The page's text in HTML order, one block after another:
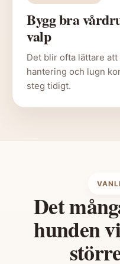
Bygg bra
valp
Det blir ofta lättare att
hantering och lugn
steg tidigt.
Det
hunden